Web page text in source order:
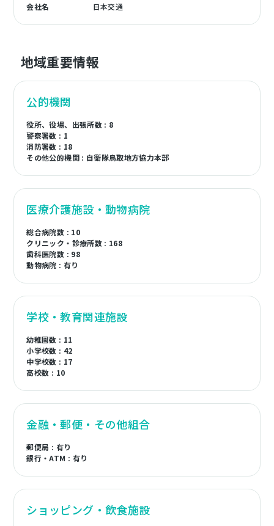
会社名 日本交通
地域重要情報
公的機関
役所、役場、出張所数 : 8
警察署数 : 1
消防署数 : 18
その他公的機関 : 自衛隊鳥取地方協力本部
医療介護施設・動物病院
総合病院数 : 10
クリニック・診療所数 : 168
歯科医院数 : 98
動物病院 : 有り
学校・教育関連施設
幼稚園数 : 11
小学校数 : 42
中学校数 : 17
高校数 : 10
金融・郵便・その他組合
郵便局 : 有り
銀行・ATM : 有り
ショッピング・飲食施設